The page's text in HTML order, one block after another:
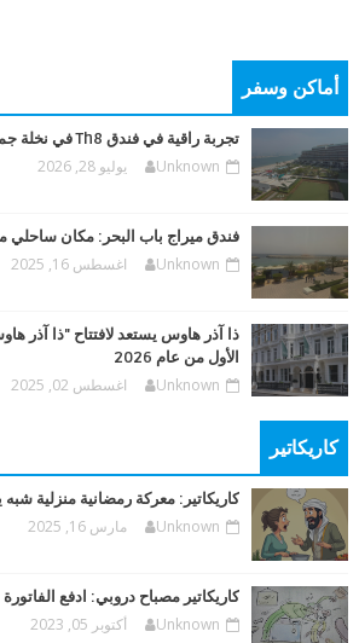
أماكن وسفر
تجربة راقية في فندق Th8 في نخلة جميرا بدبي
Unknown يوليو 28, 2026
فندق ميراج باب البحر: مكان ساحلي
Unknown اغسطس 16, 2025
ذا آذر هاوس يستعد لافتتاح "ذا آذر
الأول من عام 2026
Unknown اغسطس 02, 2025
كاريكاتير
كاريكاتير: معركة رمضانية منزلية شبه
Unknown مارس 16, 2025
كاريكاتير مصباح دروبي: ادفع الفاتورة
Unknown أكتوبر 05, 2023